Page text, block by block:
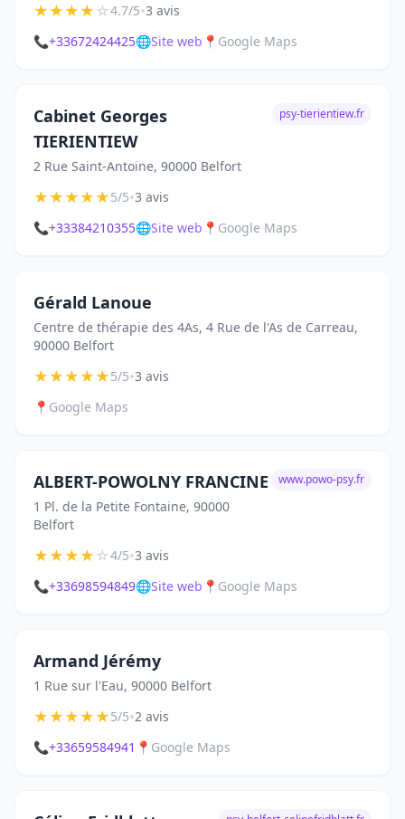
★★★★☆4.7/5•3 avis
📞+33672424425🌐Site web 📍 Google Maps
Cabinet Georges
TIERIENTIEW
2 Rue Saint-Antoine, 90000 Belfort
psy-tierientiew.fr
★★★★★5/5•3 avis
📞+33384210355🌐Site web 📍 Google Maps
Gérald Lanoue
Centre de thérapie des 4As, 4 Rue de l'As de Carreau,
90000 Belfort
★★★★★5/5•3 avis
📍 Google Maps
ALBERT-POWOLNY FRANCINE
1 Pl. de la Petite Fontaine, 90000
Belfort
www.powo-psy.fr
★★★★☆4/5•3 avis
📞+33698594849🌐Site web 📍 Google Maps
Armand Jérémy
1 Rue sur l'Eau, 90000 Belfort
★★★★★5/5•2 avis
📞+33659584941 📍 Google Maps